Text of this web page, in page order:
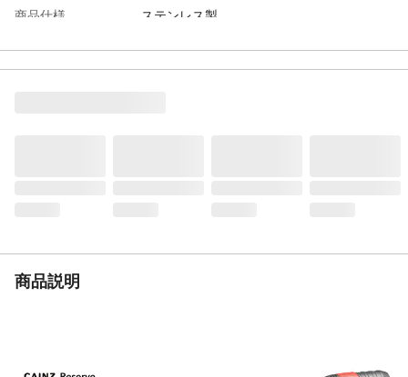
商品仕様
ステンレス製
商品説明